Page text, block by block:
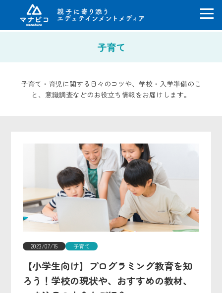
子育て
子育て・育児に関する日々のコツや、学校・入学準備のこ
と、意識調査などのお役立ち情報をお届けします。
2023/07/15 子育て
【小学生向け】プログラミング教育を知
ろう！学校の現状や、おすすめの教材、